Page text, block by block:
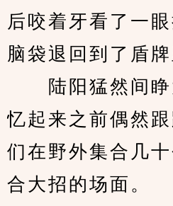
后咬着牙看了一
脑袋退回到了盾牌
陆阳猛然间睁
忆起来之前偶然
们在野外集合几
合大招的场面。